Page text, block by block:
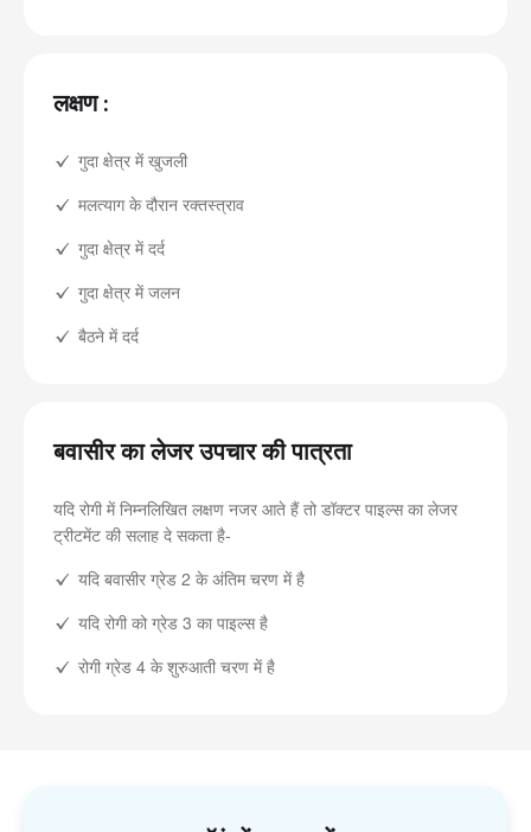
लक्षण :
गुदा क्षेत्र में खुजली
मलत्याग के दौरान रक्तस्त्राव
गुदा क्षेत्र में दर्द
गुदा क्षेत्र में जलन
बैठने में दर्द
बवासीर का लेजर उपचार की पात्रता
यदि रोगी में निम्नलिखित लक्षण नजर आते हैं तो डॉक्टर पाइल्स का लेजर
ट्रीटमेंट की सलाह दे सकता है-
यदि बवासीर ग्रेड 2 के अंतिम चरण में है
यदि रोगी को ग्रेड 3 का पाइल्स है
रोगी ग्रेड 4 के शुरुआती चरण में है